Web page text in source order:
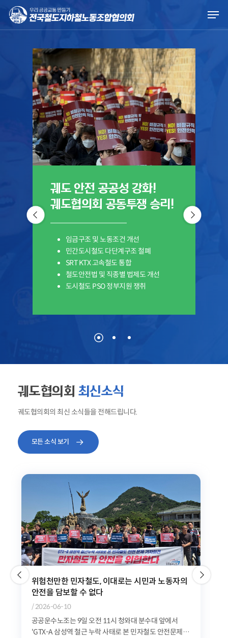
main
궤도 안전 공공성 강화!
궤도협의회 공동투쟁 승리!
임금구조 및 노동조건 개선
민간도시철도 다단계구조 철폐
SRT KTX 고속철도 통합
철도안전법 및 직종별 법제도 개선
도시철도 PSO 정부지원 쟁취
궤도협의회 최신소식
궤도협의회의 최신 소식들을 전해드립니다.
모든 소식 보기
위험천만한 민자철도, 이대로는 시민과 노동자의
안전을 담보할 수 없다
/ 2026-06-10
공공운수노조는 9일 오전 11시 청와대 분수대 앞에서
'GTX-A 삼성역 철근 누락 사태로 본 민자철도 안전문제